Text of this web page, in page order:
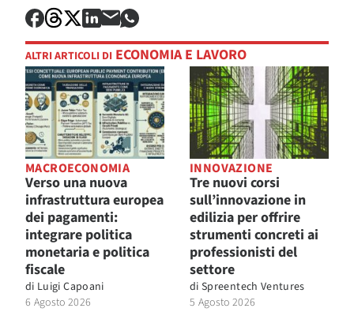
ALTRI ARTICOLI DI ECONOMIA E LAVORO
MACROECONOMIA
Verso una nuova
infrastruttura europea
dei pagamenti:
integrare politica
monetaria e politica
fiscale
di Luigi Capoani
6 Agosto 2026
INNOVAZIONE
Tre nuovi corsi
sull’innovazione in
edilizia per offrire
strumenti concreti ai
professionisti del
settore
di Spreentech Ventures
5 Agosto 2026